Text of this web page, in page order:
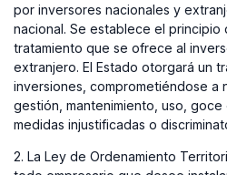
por inversores nacionales y
nacional. Se establece el principio
tratamiento que se ofrece al
extranjero. El Estado otorgará un
inversiones, comprometiéndose a
gestión, mantenimiento, uso,
medidas injustificadas o
2. La Ley de Ordenamiento